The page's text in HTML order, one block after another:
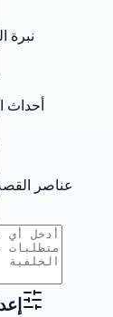
نبرة
أحداث
عناصر